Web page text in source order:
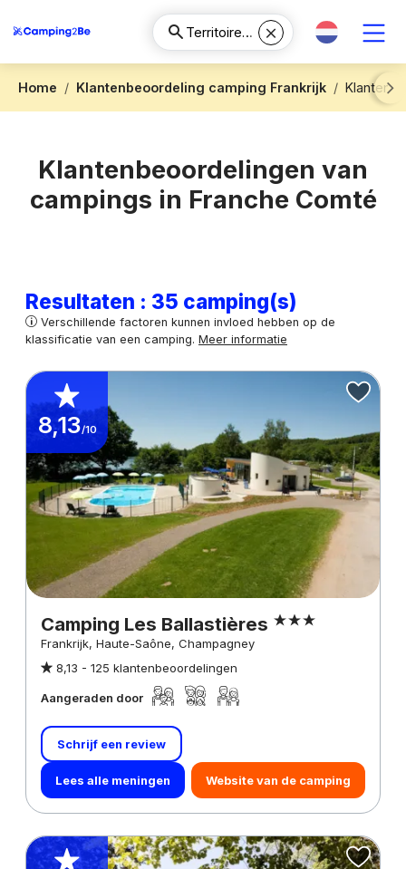
Home Klantenbeoordeling camping Frankrijk
Next
Klantenbeoordelingen van
campings in Franche Comté
Resultaten : 35 camping(s)
Verschillende factoren kunnen invloed hebben op de
klassificatie van een camping. Meer informatie
8,13/10
Camping Les Ballastières
Frankrijk, Haute-Saône, Champagney
8,13 - 125 klantenbeoordelingen
Aangeraden door
Schrijf een review
Lees alle meningen Website van de camping